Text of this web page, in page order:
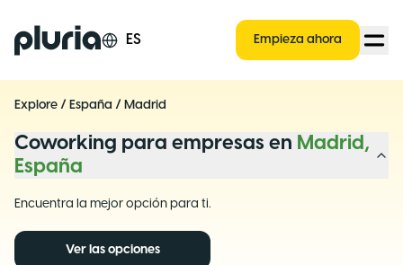
Logo Pluria ES Empieza ahora
Explore / España / Madrid
Coworking para empresas en Madrid,
España
Encuentra la mejor opción para ti.
Ver las opciones